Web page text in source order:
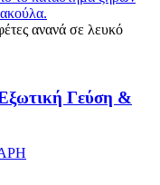
Γεύση &